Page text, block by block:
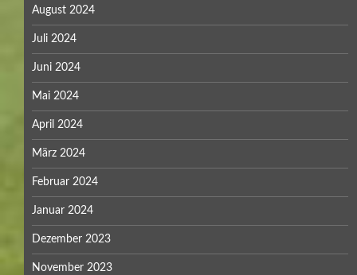
August 2024
Juli 2024
Juni 2024
Mai 2024
April 2024
März 2024
Februar 2024
Januar 2024
Dezember 2023
November 2023